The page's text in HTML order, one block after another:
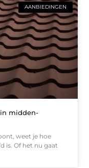
AANBIEDINGEN
midden-
weet je hoe
is. Of het nu gaat